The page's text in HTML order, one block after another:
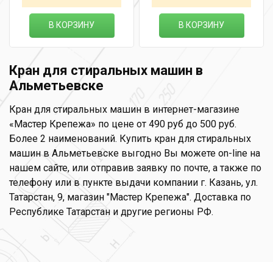
В КОРЗИНУ В КОРЗИНУ
Кран для стиральных машин в
Альметьевске
Кран для стиральных машин в интернет-магазине
«Мастер Крепежа» по цене от 490 руб до 500 руб.
Более 2 наименований. Купить кран для стиральных
машин в Альметьевске выгодно Вы можете on-line на
нашем сайте, или отправив заявку по почте, а также по
телефону или в пункте выдачи компании г. Казань, ул.
Татарстан, 9, магазин "Мастер Крепежа". Доставка по
Республике Татарстан и другие регионы РФ.